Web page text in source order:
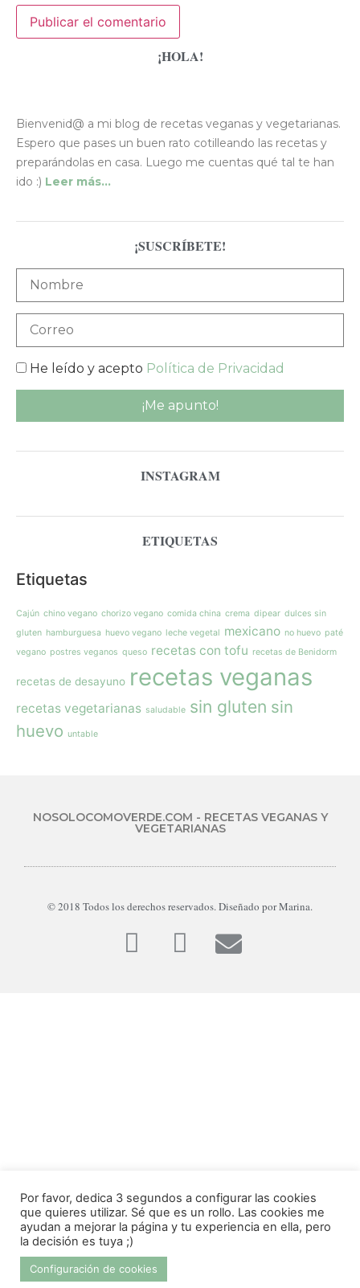
¡HOLA!
Bienvenid@ a mi blog de recetas veganas y vegetarianas.
Espero que pases un buen rato cotilleando las recetas y
preparándolas en casa. Luego me cuentas qué tal te han
ido :) Leer más…
¡SUSCRÍBETE!
He leído y acepto Política de Privacidad
INSTAGRAM
ETIQUETAS
Etiquetas
Cajún chino vegano chorizo vegano comida china crema dipear dulces sin
gluten hamburguesa huevo vegano leche vegetal mexicano no huevo paté
vegano postres veganos queso recetas con tofu recetas de Benidorm
recetas de desayuno recetas veganas
recetas vegetarianas saludable sin gluten sin
huevo untable
NOSOLOCOMOVERDE.COM - RECETAS VEGANAS Y
VEGETARIANAS
© 2018 Todos los derechos reservados. Diseñado por Marina.
Por favor, dedica 3 segundos a configurar las cookies
que quieres utilizar. Sé que es un rollo. Las cookies me
ayudan a mejorar la página y tu experiencia en ella, pero
la decisión es tuya ;)
Configuración de cookies